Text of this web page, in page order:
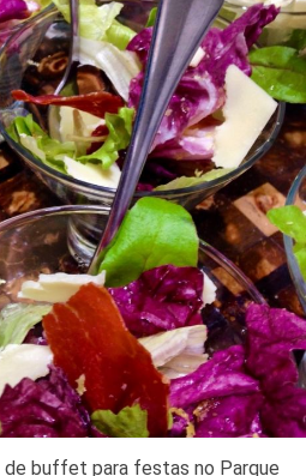
buffet para festas no Parque